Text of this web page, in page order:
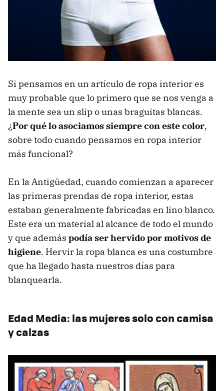
Si pensamos en un artículo de ropa interior es
muy probable que lo primero que se nos venga a
la mente sea un slip o unas braguitas blancas.
¿Por qué lo asociamos siempre con este color,
sobre todo cuando pensamos en ropa interior
más funcional?
En la Antigüedad, cuando comienzan a aparecer
las primeras prendas de ropa interior, estas
estaban generalmente fabricadas en lino blanco.
Este era un material al alcance de todo el mundo
y que además podía ser hervido por motivos de
higiene. Hervir la ropa blanca es una costumbre
que ha llegado hasta nuestros días para
blanquearla.
Edad Media: las mujeres solo con camisa
y calzas